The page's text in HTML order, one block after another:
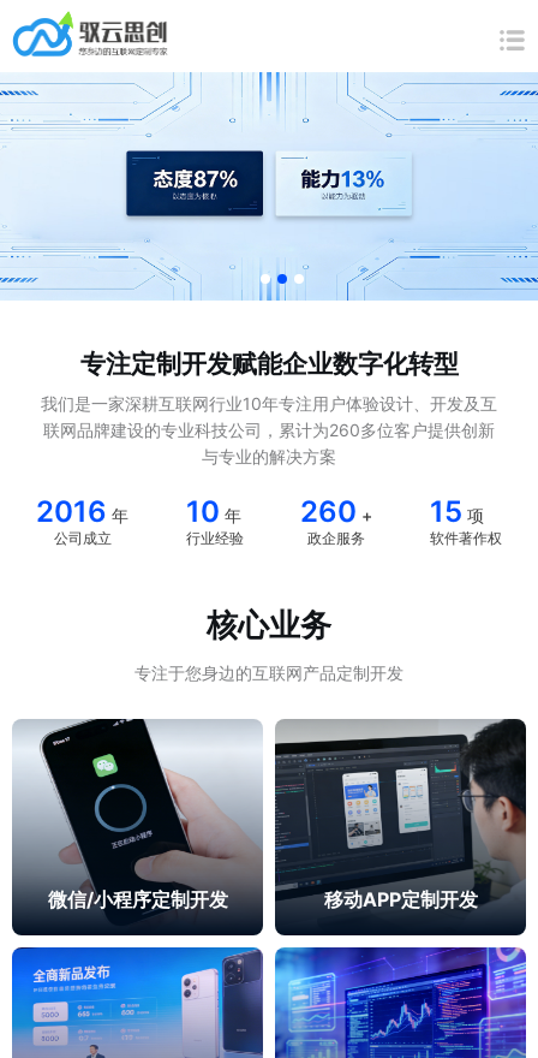
专注定制开发赋能企业数字化转型
我们是一家深耕互联网行业10年专注用户体验设计、开发及互
联网品牌建设的专业科技公司，累计为260多位客户提供创新
与专业的解决方案
2016 年
公司成立
10 年
行业经验
260 +
政企服务
15 项
软件著作权
核心业务
专注于您身边的互联网产品定制开发
微信/小程序定制开发 移动APP定制开发